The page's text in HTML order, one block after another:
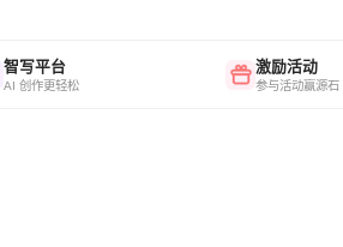
智写平台
AI 创作更轻松
激励活动
参与活动赢源石